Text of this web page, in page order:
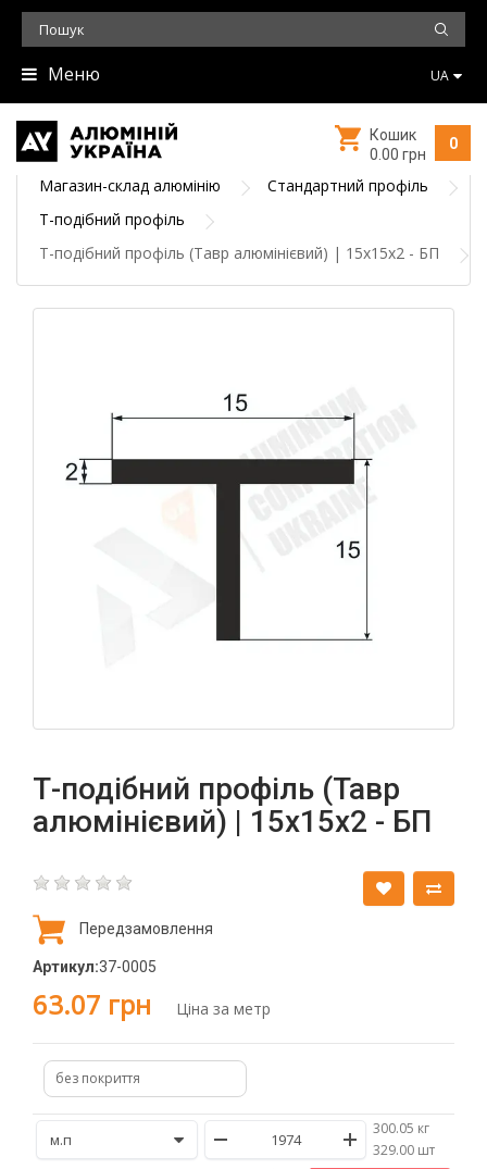
Меню UA
0
Кошик
0.00 грн
Магазин-склад алюмінію
Стандартний профіль
Т-подібний профіль
Т-подібний профіль (Тавр алюмінієвий) | 15х15х2 - БП
Т-подібний профіль (Тавр
алюмінієвий) | 15х15х2 - БП
Передзамовлення
Артикул:37-0005
63.07 грн Ціна за метр
без покриття
300.05 кг
/329.00 шт